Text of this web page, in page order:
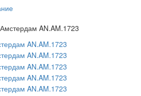
AN.AM.1723